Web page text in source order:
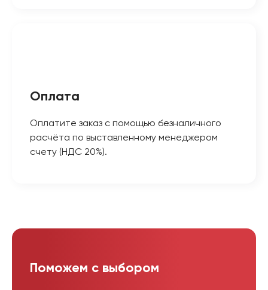
Оплата
Оплатите заказ с помощью безналичного
расчёта по выставленному менеджером
счету (НДС 20%).
Поможем с выбором